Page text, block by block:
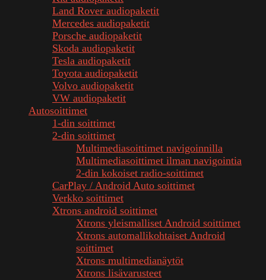
Land Rover audiopaketit
Mercedes audiopaketit
Porsche audiopaketit
Skoda audiopaketit
Tesla audiopaketit
Toyota audiopaketit
Volvo audiopaketit
VW audiopaketit
Autosoittimet
1-din soittimet
2-din soittimet
Multimediasoittimet navigoinnilla
Multimediasoittimet ilman navigointia
2-din kokoiset radio-soittimet
CarPlay / Android Auto soittimet
Verkko soittimet
Xtrons android soittimet
Xtrons yleismalliset Android soittimet
Xtrons automallikohtaiset Android
soittimet
Xtrons multimedianäytöt
Xtrons lisävarusteet